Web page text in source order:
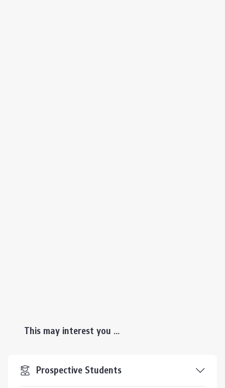
This may interest you ...
Prospective Students